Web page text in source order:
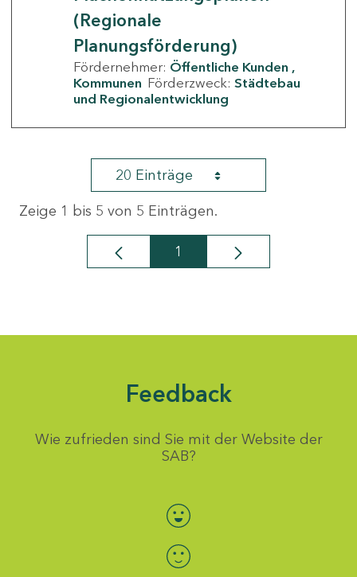
(Regionale
Planungsförderung)
Fördernehmer: Öffentliche Kunden
Kommunen Förderzweck: Städtebau
und Regionalentwicklung
20 Einträge
Zeige 1 bis 5 von 5 Einträgen.
Seite
1
Feedback
Wie zufrieden sind Sie mit der Website der
SAB?
Bewertung auswählen